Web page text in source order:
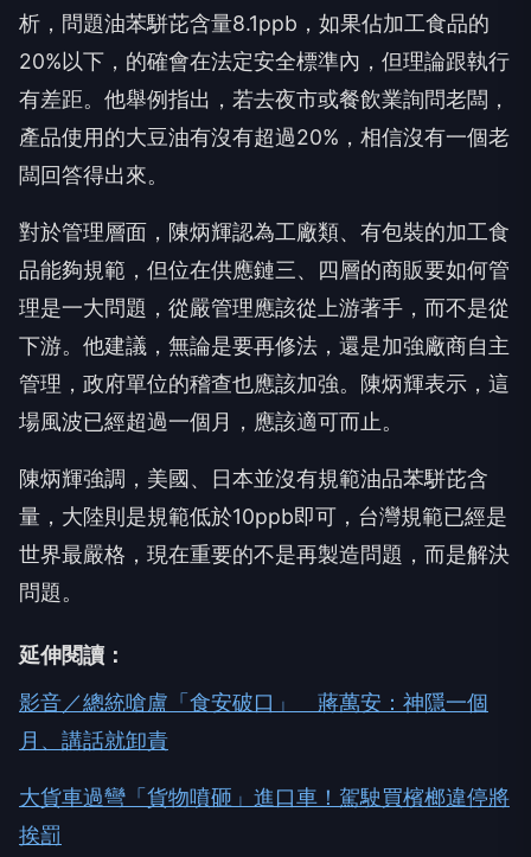
析，問題油苯駢芘含量8.1ppb，如果佔加工食品的
20%以下，的確會在法定安全標準內，但理論跟執行
有差距。他舉例指出，若去夜市或餐飲業詢問老闆，
產品使用的大豆油有沒有超過20%，相信沒有一個老
闆回答得出來。
對於管理層面，陳炳輝認為工廠類、有包裝的加工食
品能夠規範，但位在供應鏈三、四層的商販要如何管
理是一大問題，從嚴管理應該從上游著手，而不是從
下游。他建議，無論是要再修法，還是加強廠商自主
管理，政府單位的稽查也應該加強。陳炳輝表示，這
場風波已經超過一個月，應該適可而止。
陳炳輝強調，美國、日本並沒有規範油品苯駢芘含
量，大陸則是規範低於10ppb即可，台灣規範已經是
世界最嚴格，現在重要的不是再製造問題，而是解決
問題。
延伸閱讀：
影音／總統嗆盧「食安破口」 蔣萬安：神隱一個
月、講話就卸責
大貨車過彎「貨物噴砸」進口車！駕駛買檳榔違停將
挨罰